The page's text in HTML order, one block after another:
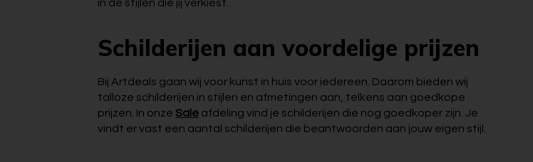
in de stijlen die jij verkiest.
Schilderijen aan voordelige prijzen
Bij Artdeals gaan wij voor kunst in huis voor iedereen. Daarom bieden wij
talloze schilderijen in stijlen en afmetingen aan, telkens aan goedkope
prijzen. In onze Sale afdeling vind je schilderijen die nog goedkoper zijn. Je
vindt er vast een aantal schilderijen die beantwoorden aan jouw eigen stijl.